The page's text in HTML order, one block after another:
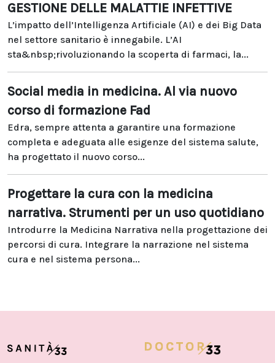
GESTIONE DELLE MALATTIE INFETTIVE
L’impatto dell’Intelligenza Artificiale (AI) e dei Big Data
nel settore sanitario è innegabile. L’AI
sta&nbsp;rivoluzionando la scoperta di farmaci, la...
Social media in medicina. Al via nuovo
corso di formazione Fad
Edra, sempre attenta a garantire una formazione
completa e adeguata alle esigenze del sistema salute,
ha progettato il nuovo corso...
Progettare la cura con la medicina
narrativa. Strumenti per un uso quotidiano
Introdurre la Medicina Narrativa nella progettazione dei
percorsi di cura. Integrare la narrazione nel sistema
cura e nel sistema persona...